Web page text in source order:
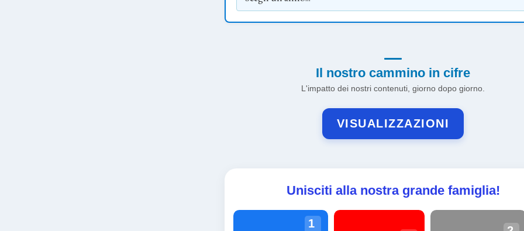
Il nostro cammino in cifre
L'impatto dei nostri contenuti, giorno dopo giorno.
VISUALIZZAZIONI
Unisciti alla nostra grande famiglia!
1